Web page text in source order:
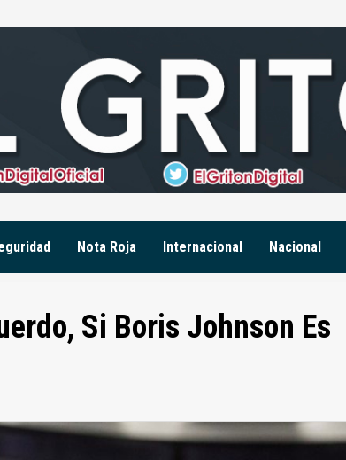
Nota Roja Internacional Nacional
Si Boris Johnson Es